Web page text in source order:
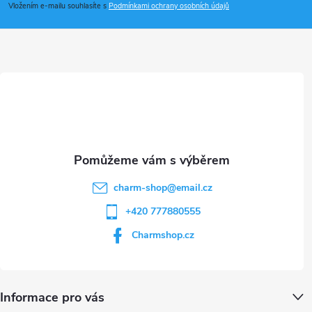
v
Vložením e-mailu souhlasíte s Podmínkami ochrany osobních údajů
charm-shop@email.cz
+420 777880555
Charmshop.cz
Informace pro vás